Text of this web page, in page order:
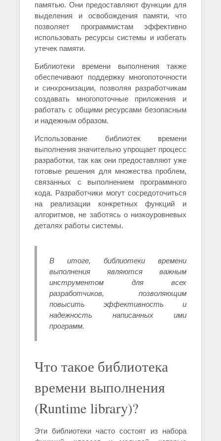
памятью. Они предоставляют функции для
выделения и освобождения памяти, что
позволяет программистам эффективно
использовать ресурсы системы и избегать
утечек памяти.
Библиотеки времени выполнения также
обеспечивают поддержку многопоточности
и синхронизации, позволяя разработчикам
создавать многопоточные приложения и
работать с общими ресурсами безопасным
и надежным образом.
Использование библиотек времени
выполнения значительно упрощает процесс
разработки, так как они предоставляют уже
готовые решения для множества проблем,
связанных с выполнением программного
кода. Разработчики могут сосредоточиться
на реализации конкретных функций и
алгоритмов, не заботясь о низкоуровневых
деталях работы системы.
В итоге, библиотеки времени
выполнения являются важным
инструментом для всех
разработчиков, позволяющим
повысить эффективность и
надежность написанных ими
программ.
Что такое библиотека
времени выполнения
(Runtime library)?
Эти библиотеки часто состоят из набора